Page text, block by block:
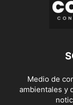
Medio de
ambientales y